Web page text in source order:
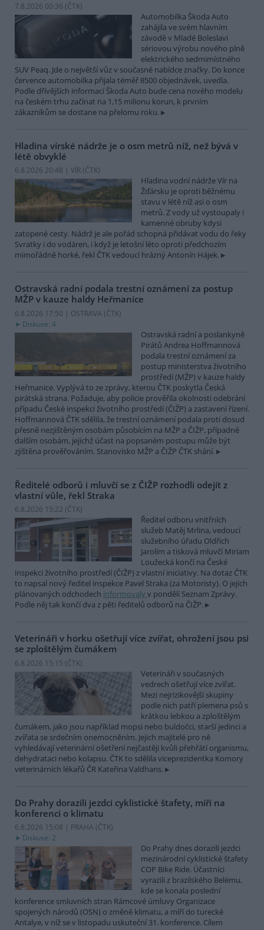
7.8.2026 00:36 (ČTK)
Automobilka Škoda Auto
zahájila ve svém hlavním
závodě v Mladé Boleslavi
sériovou výrobu nového plně
elektrického sedmimístného
SUV Peaq. Jde o největší vůz v současné nabídce značky. Do konce
července automobilka přijala téměř 8500 objednávek, uvedla.
Podle dřívějších informací Škoda Auto bude cena nového modelu
na českém trhu začínat na 1,15 milionu korun, k prvním
zákazníkům se dostane na přelomu roku.
Hladina vírské nádrže je o osm metrů níž, než bývá v
létě obvyklé
6.8.2026 20:48 | VÍR (ČTK)
Hladina vodní nádrže Vír na
Žďársku je oproti běžnému
stavu v létě níž asi o osm
metrů. Z vody už vystoupaly i
kamenné obruby kdysi
zatopené cesty. Nádrž je ale pořád schopná přidávat vodu do řeky
Svratky i do vodáren, i když je letošní léto oproti předchozím
mimořádně horké, řekl ČTK vedoucí hrázný Antonín Hájek.
Ostravská radní podala trestní oznámení za postup
MŽP v kauze haldy Heřmanice
6.8.2026 17:50 | OSTRAVA (ČTK)
Diskuse: 4
Ostravská radní a poslankyně
Pirátů Andrea Hoffmannová
podala trestní oznámení za
postup ministerstva životního
prostředí (MŽP) v kauze haldy
Heřmanice. Vyplývá to ze zprávy, kterou ČTK poskytla Česká
pirátská strana. Požaduje, aby policie prověřila okolnosti odebrání
případu České inspekci životního prostředí (ČIŽP) a zastavení řízení.
Hoffmannová ČTK sdělila, že trestní oznámení podala proti dosud
přesně nezjištěným osobám působícím na MŽP a ČIŽP, případně
dalším osobám, jejichž účast na popsaném postupu může být
zjištěna prověřováním. Stanovisko MŽP a ČIŽP ČTK shání.
Ředitelé odborů i mluvčí se z ČIŽP rozhodli odejít z
vlastní vůle, řekl Straka
6.8.2026 15:22 (ČTK)
Ředitel odboru vnitřních
služeb Matěj Mrlina, vedoucí
služebního úřadu Oldřich
Jarolím a tisková mluvčí Miriam
Loužecká končí na České
inspekci životního prostředí (ČIŽP) z vlastní iniciativy. Na dotaz ČTK
to napsal nový ředitel inspekce Pavel Straka (za Motoristy). O jejich
plánovaných odchodech informovaly v pondělí Seznam Zprávy.
Podle něj tak končí dva z pěti ředitelů odborů na ČIŽP.
Veterináři v horku ošetřují více zvířat, ohrožení jsou psi
se zploštělým čumákem
6.8.2026 15:15 (ČTK)
Veterináři v současných
vedrech ošetřují více zvířat.
Mezi nejrizikovější skupiny
podle nich patří plemena psů s
krátkou lebkou a zploštělým
čumákem, jako jsou například mopsi nebo buldočci, starší jedinci a
zvířata se srdečním onemocněním. Jejich majitelé pro ně
vyhledávají veterinární ošetření nejčastěji kvůli přehřátí organismu,
dehydrataci nebo kolapsu. ČTK to sdělila viceprezidentka Komory
veterinárních lékařů ČR Kateřina Valdhans.
Do Prahy dorazili jezdci cyklistické štafety, míří na
konferenci o klimatu
6.8.2026 15:08 | PRAHA (ČTK)
Diskuse: 2
Do Prahy dnes dorazili jezdci
mezinárodní cyklistické štafety
COP Bike Ride. Účastníci
vyrazili z brazilského Belému,
kde se konala poslední
konference smluvních stran Rámcové úmluvy Organizace
spojených národů (OSN) o změně klimatu, a míří do turecké
Antalye, v níž se v listopadu uskuteční 31. konference. Cílem